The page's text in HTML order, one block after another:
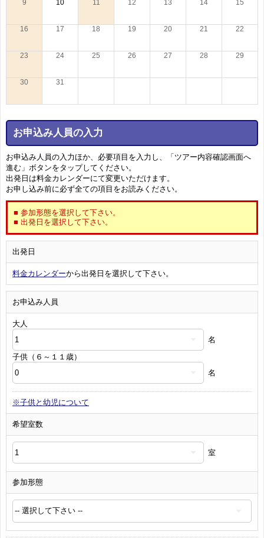
9 10 11 12 13 14 15
16 17 18 19 20 21 22
23 24 25 26 27 28 29
30 31
お申込み人員の入力
お申込み人員の入力ほか、必要項目を入力し、「ツアー内容確認画面へ
進む」ボタンをタップしてください。
出発日は料金カレンダーにて変更いただけます。
お申し込み前に必ず全ての項目をお読みください。
■ 参加形態を選択して下さい。
■ 出発日を選択して下さい。
出発日
料金カレンダーから出発日を選択して下さい。
お申込み人員
大人
名
子供（６～１１歳）
名
※子供と幼児について
希望室数
室
参加形態